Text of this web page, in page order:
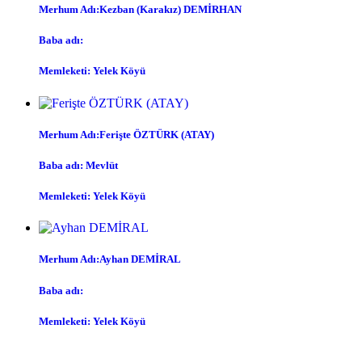
Merhum Adı:Kezban (Karakız) DEMİRHAN
Baba adı:
Memleketi: Yelek Köyü
Merhum Adı:Ferişte ÖZTÜRK (ATAY)
Baba adı: Mevlüt
Memleketi: Yelek Köyü
Merhum Adı:Ayhan DEMİRAL
Baba adı:
Memleketi: Yelek Köyü